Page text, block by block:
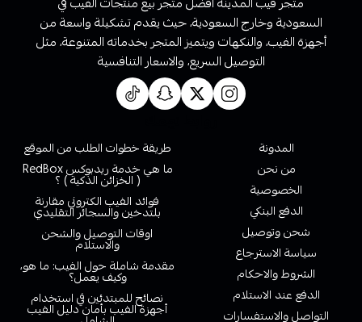
السعودية وخارج السعودية، حيث يقدم تشكيلة واسعة من
أجهزة الفيب، والنكهات ويتميز المتجر بخدماته المتنوعة، مثل
التوصيل السريع، والاسعار التنافسية
المدونة
من نحن
الخصوصية
الدفع البنكي
شحن وتوصيل
سياسة الاسترجاع
الشروط والاحكام
الدفع عند الاستلام
التواصل والاستفسارات
طريقة خطوات الطلب من الموقع
ما هي خدمة ريدبوكس RedBox
( الخزائن الذكية ) ؟
فوائد الفيب الكتروني مقارنة
بلتدخين والسجائر التقليدي
اوقات التوصيل والشحن
والاستلام
مقدمة شاملة حول الفيب: ما هو،
وكيف يعمل؟
نصائح للمبتدئين في استخدام
أجهزة الفيب بأمان دليل الفيب